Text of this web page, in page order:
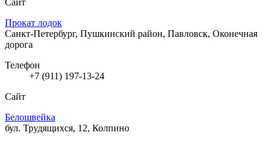
Прокат лодок
Санкт-Петербург, Пушкинский район, Павловск, Оконечная
дорога
Телефон
+7 (911) 197-13-24
Сайт
Белошвейка
бул. Трудящихся, 12, Колпино